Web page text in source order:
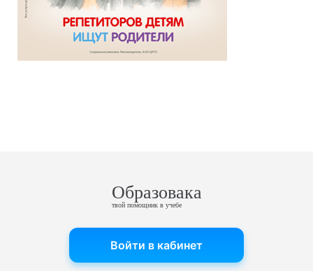
Образовака
твой помощник в учебе
Войти в кабинет